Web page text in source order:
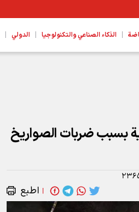
| الذكاء الصناعي والتكنولوجيا | الدولي |
بسبب ضربات الصواريخ
| اطبع